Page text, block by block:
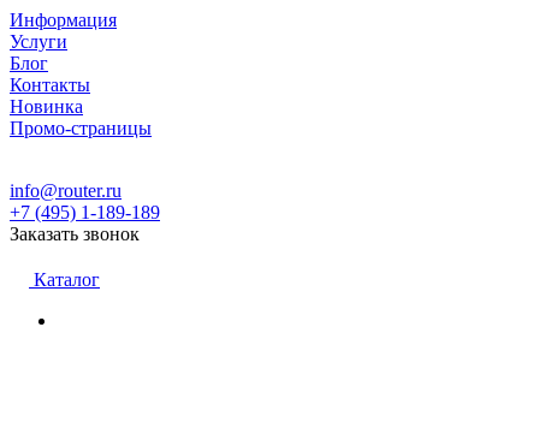
Информация
Услуги
Блог
Контакты
Новинка
Промо-страницы
info@router.ru
+7 (495) 1-189-189
Заказать звонок
Каталог